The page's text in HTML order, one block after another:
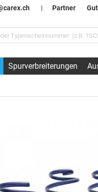
| Partner
Spurverbreiterungen